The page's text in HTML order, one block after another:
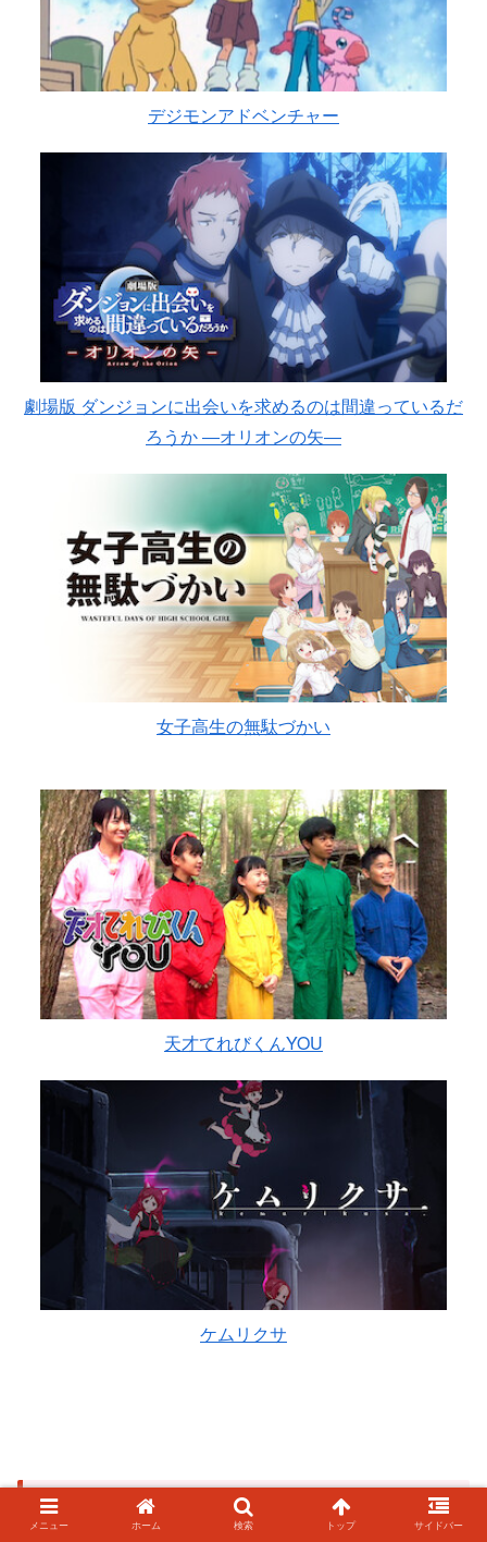
デジモンアドベンチャー
劇場版 ダンジョンに出会いを求めるのは間違っているだ
ろうか ―オリオンの矢―
女子高生の無駄づかい
天才てれびくんYOU
ケムリクサ
配信中止の作品
メニュー ホーム 検索 トップ サイドバー